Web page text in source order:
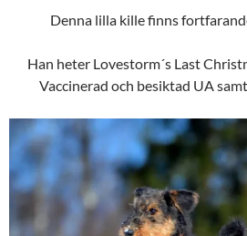
Denna lilla kille finns
Han heter Lovestorm´s Last
Vaccinerad och besiktad UA